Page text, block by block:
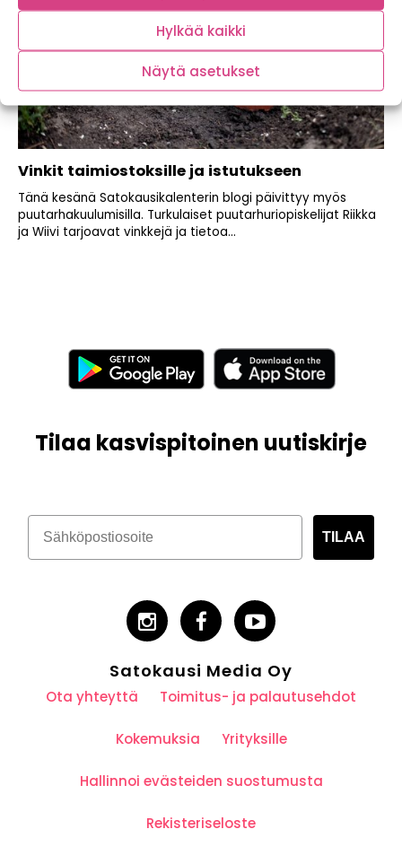
Hylkää kaikki
Näytä asetukset
Vinkit taimiostoksille ja istutukseen
Tänä kesänä Satokausikalenterin blogi päivittyy myös
puutarhakuulumisilla. Turkulaiset puutarhuriopiskelijat Riikka
ja Wiivi tarjoavat vinkkejä ja tietoa...
Tilaa kasvispitoinen uutiskirje
TILAA
Satokausi Media Oy
Ota yhteyttä Toimitus- ja palautusehdot
Kokemuksia Yrityksille
Hallinnoi evästeiden suostumusta
Rekisteriseloste